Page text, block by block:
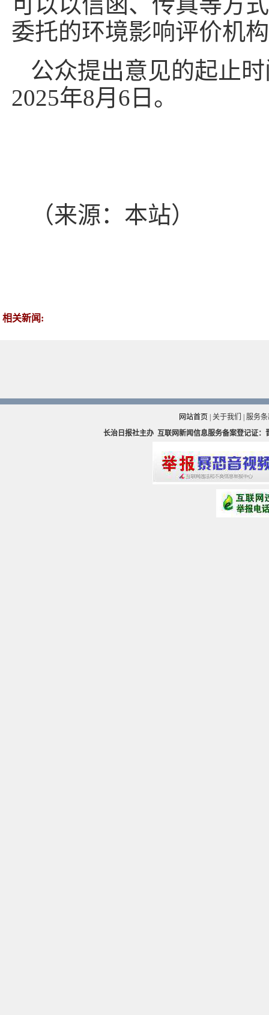
委托的环境影响评价机
公众提出意见的起止
2025年8月6日。
（来源：本站）
相关新闻:
网站首页 关于我们
服务
长治日报社主办 互联网新闻信息服务备案登记证：